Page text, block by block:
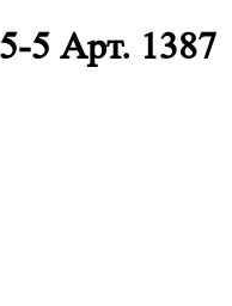
5 Арт. 1387